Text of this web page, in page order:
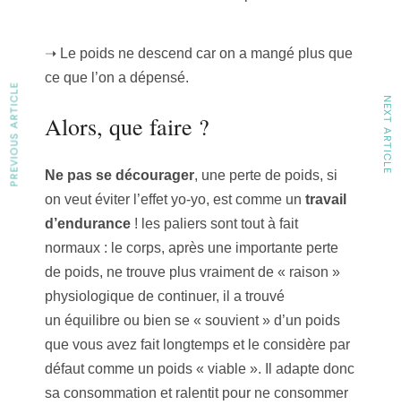
➝ Le poids ne descend car on a mangé plus que
ce que l’on a dépensé.
Alors, que faire ?
Ne pas se décourager, une perte de poids, si
on veut éviter l’effet yo-yo, est comme un travail
d’endurance ! les paliers sont tout à fait
normaux : le corps, après une importante perte
de poids, ne trouve plus vraiment de « raison »
physiologique de continuer, il a trouvé
un équilibre ou bien se « souvient » d’un poids
que vous avez fait longtemps et le considère par
défaut comme un poids « viable ». Il adapte donc
sa consommation et ralentit pour ne consommer
PREVIOUS ARTICLE NEXT ARTICLE